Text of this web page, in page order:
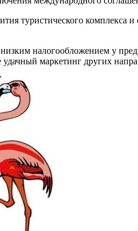
туристического
налогообложением у
удачный маркетинг других